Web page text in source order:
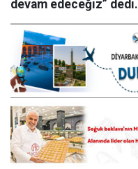
devam edeceğiz” dedi.